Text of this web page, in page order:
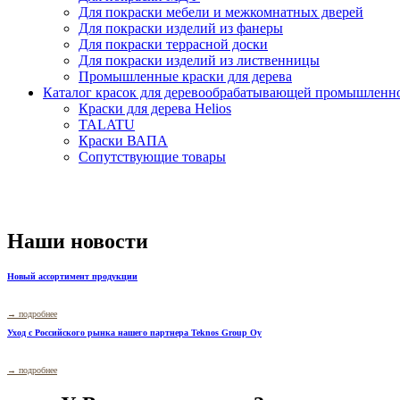
Для покраски мебели и межкомнатных дверей
Для покраски изделий из фанеры
Для покраски террасной доски
Для покраски изделий из лиственницы
Промышленные краски для дерева
Каталог красок для деревообрабатывающей
Краски для дерева Helios
TALATU
Краски ВАПА
Сопутствующие товары
Наши новости
Новый ассортимент продукции
→ подробнее
Уход с Российского рынка нашего партнера Teknos Group Oy
→ подробнее